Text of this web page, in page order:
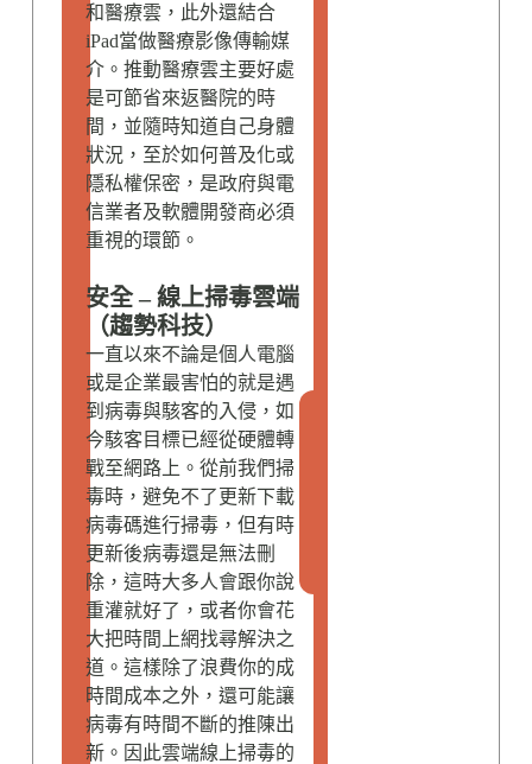
和醫療雲，此外還結合
iPad當做醫療影像傳輸媒
介。推動醫療雲主要好處
是可節省來返醫院的時
間，並隨時知道自己身體
狀況，至於如何普及化或
隱私權保密，是政府與電
信業者及軟體開發商必須
重視的環節。
安全 – 線上掃毒雲端
（趨勢科技）
一直以來不論是個人電腦
或是企業最害怕的就是遇
到病毒與駭客的入侵，如
今駭客目標已經從硬體轉
戰至網路上。從前我們掃
毒時，避免不了更新下載
病毒碼進行掃毒，但有時
更新後病毒還是無法刪
除，這時大多人會跟你說
重灌就好了，或者你會花
大把時間上網找尋解決之
道。這樣除了浪費你的成
時間成本之外，還可能讓
病毒有時間不斷的推陳出
新。因此雲端線上掃毒的